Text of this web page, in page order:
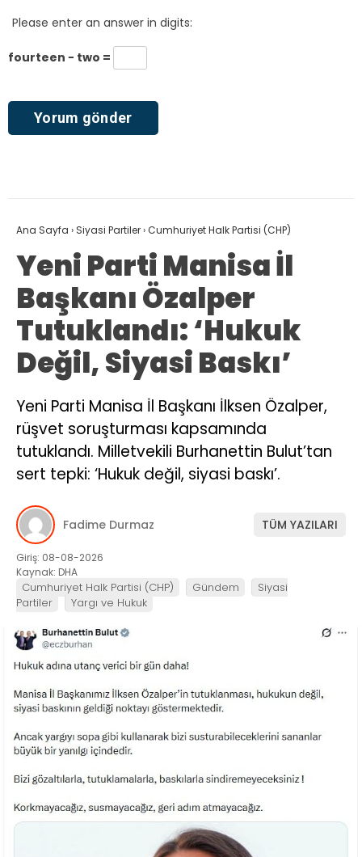
Please enter an answer in digits:
fourteen − two =
Ana Sayfa › Siyasi Partiler›Cumhuriyet Halk Partisi (CHP)
Yeni Parti Manisa İl
Başkanı Özalper
Tutuklandı: ‘Hukuk
Değil, Siyasi Baskı’
Yeni Parti Manisa İl Başkanı İlksen Özalper,
rüşvet soruşturması kapsamında
tutuklandı. Milletvekili Burhanettin Bulut’tan
sert tepki: ‘Hukuk değil, siyasi baskı’.
Fadime Durmaz TÜM YAZILARI
Giriş: 08-08-2026
Kaynak: DHA
Cumhuriyet Halk Partisi (CHP) Gündem
Siyasi
Partiler
Yargı ve Hukuk